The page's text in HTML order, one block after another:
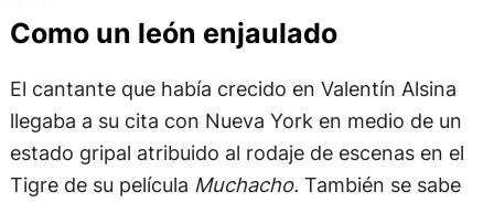
Como un león enjaulado
El cantante que había crecido en Valentín Alsina
llegaba a su cita con Nueva York en medio de un
estado gripal atribuido al rodaje de escenas en el
Tigre de su película Muchacho. También se sabe